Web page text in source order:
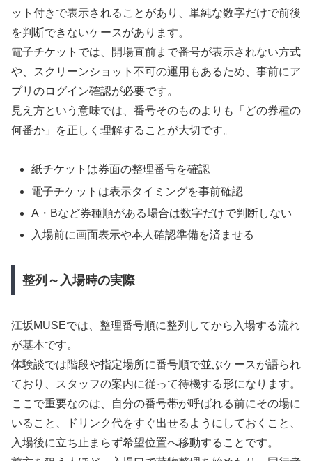
ット付きで表示されることがあり、単純な数字だけで前後
を判断できないケースがあります。
電子チケットでは、開場直前まで番号が表示されない方式
や、スクリーンショット不可の運用もあるため、事前にア
プリのログイン確認が必要です。
見え方という意味では、番号そのものよりも「どの券種の
何番か」を正しく理解することが大切です。
紙チケットは券面の整理番号を確認
電子チケットは表示タイミングを事前確認
A・Bなど券種順がある場合は数字だけで判断しない
入場前に画面表示や本人確認準備を済ませる
整列～入場時の実際
江坂MUSEでは、整理番号順に整列してから入場する流れ
が基本です。
体験談では階段や指定場所に番号順で並ぶケースが語られ
ており、スタッフの案内に従って待機する形になります。
ここで重要なのは、自分の番号帯が呼ばれる前にその場に
いること、ドリンク代をすぐ出せるようにしておくこと、
入場後に立ち止まらず希望位置へ移動することです。